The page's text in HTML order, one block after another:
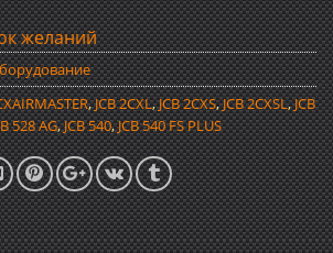
желаний
,JCB 2CXL,JCB 2CXS,JCB 2CXSL,JCB
528 AG,JCB 540,JCB 540 FS PLUS